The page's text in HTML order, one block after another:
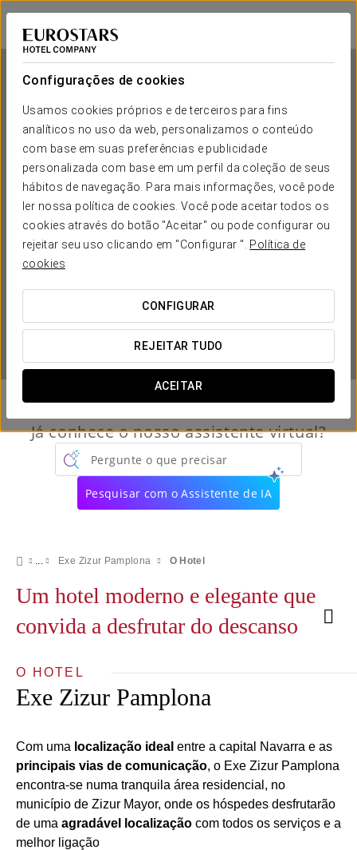
Configurações de cookies
Usamos cookies próprios e de terceiros para fins
analíticos no uso da web, personalizamos o conteúdo
com base em suas preferências e publicidade
personalizada com base em um perfil da coleção de seus
hábitos de navegação. Para mais informações, você pode
ler nossa política de cookies. Você pode aceitar todos os
cookies através do botão "Aceitar" ou pode configurar ou
rejeitar seu uso clicando em "Configurar ". Política de
cookies
CONFIGURAR
REJEITAR TUDO
ACEITAR
Exe Zizur Pamplona
PAMPLONA - ZIZUR MAYOR
Exe Zizur Pamplona
PAMPLONA - ZIZUR MAYOR
QUANDO QUER IR?
Já conhece o nosso assistente virtual?
Pergunte o que precisar
Pesquisar com o Assistente de IA
Exe Zizur Pamplona O Hotel
Um hotel moderno e elegante que
convida a desfrutar do descanso
O HOTEL
Exe Zizur Pamplona
Com uma localização ideal entre a capital Navarra e as
principais vias de comunicação, o Exe Zizur Pamplona
encontra-se numa tranquila área residencial, no
município de Zizur Mayor, onde os hóspedes desfrutarão
de uma agradável localização com todos os serviços e a
melhor ligação